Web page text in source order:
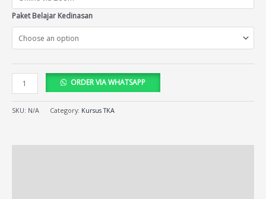
Paket Belajar Kedinasan
ORDER VIA WHATSAPP
SKU: N/A Category: Kursus TKA